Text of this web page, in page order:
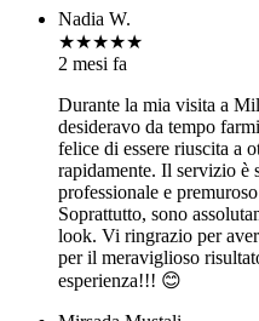
Nadia W.
★★★★★
2 mesi fa
Durante la mia visita a
desideravo da tempo
felice di essere riuscita a
rapidamente. Il servizio è
professionale e
Soprattutto, sono
look. Vi ringrazio per
per il meraviglioso
esperienza!!! 😊